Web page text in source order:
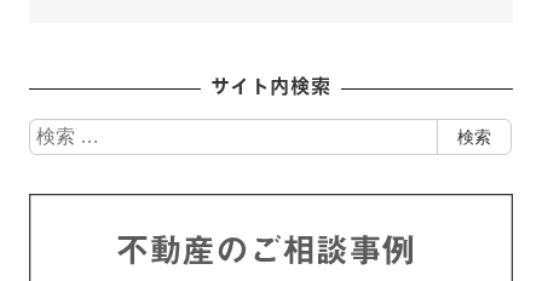
サイト内検索
検
索
検索